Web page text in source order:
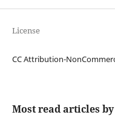
License
CC Attribution-
Most read articles